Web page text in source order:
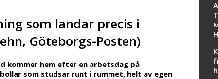
som landar precis i
Göteborgs-Posten)
kommer hem efter en arbetsdag på
som studsar runt i rummet, helt av egen